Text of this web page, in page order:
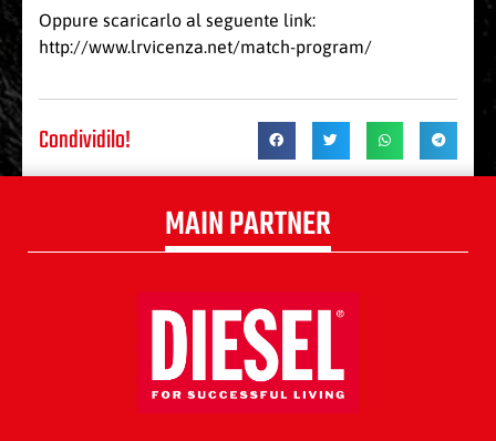
Oppure scaricarlo al seguente link:
http://www.lrvicenza.net/match-program/
Condividilo!
MAIN PARTNER